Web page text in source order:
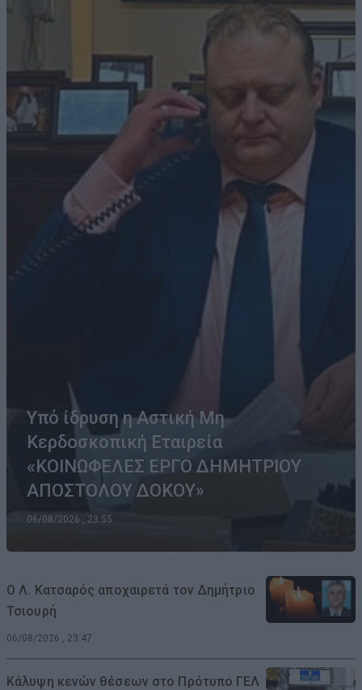
Υπό ίδρυση η Αστική Μη
Κερδοσκοπική Εταιρεία
«ΚΟΙΝΩΦΕΛΕΣ ΕΡΓΟ ΔΗΜΗΤΡΙΟΥ
ΑΠΟΣΤΟΛΟΥ ΔΟΚΟΥ»
06/08/2026 , 23:55
Ο Λ. Κατσαρός αποχαιρετά τον Δημήτριο
Τσιουρή
06/08/2026 , 23:47
Κάλυψη κενών θέσεων στο Πρότυπο ΓΕΛ